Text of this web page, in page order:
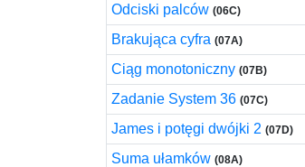
Odciski palców (06C)
Brakująca cyfra (07A)
Ciąg monotoniczny (07B)
Zadanie System 36 (07C)
James i potęgi dwójki 2 (07D)
Suma ułamków (08A)